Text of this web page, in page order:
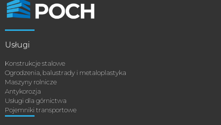
Usługi
Konstrukcje stalowe
Ogrodzenia, balustrady i metaloplastyka
Maszyny rolnicze
Antykorozja
Usługi dla górnictwa
Pojemniki transportowe